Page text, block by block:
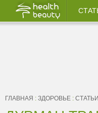
ГЛАВНАЯ : ЗДОРОВЬЕ : СТАТЬИ